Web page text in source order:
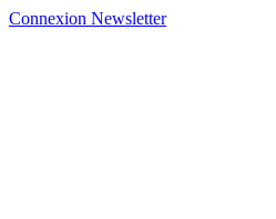
Connexion Newsletter